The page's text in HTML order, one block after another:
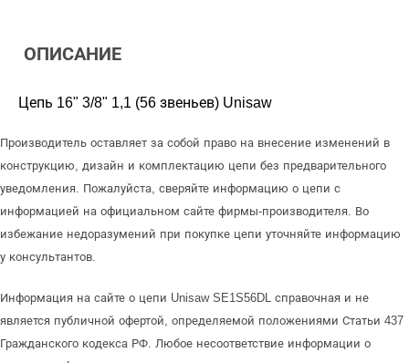
ОПИСАНИЕ
Цепь 16" 3/8" 1,1 (56 звеньев) Unisaw
Производитель оставляет за собой право на внесение изменений в
конструкцию, дизайн и комплектацию цепи без предварительного
уведомления. Пожалуйста, сверяйте информацию о цепи с
информацией на официальном сайте фирмы-производителя. Во
избежание недоразумений при покупке цепи уточняйте информацию
у консультантов.
Информация на сайте о цепи Unisaw SE1S56DL справочная и не
является публичной офертой, определяемой положениями Статьи 437
Гражданского кодекса РФ. Любое несоответствие информации о